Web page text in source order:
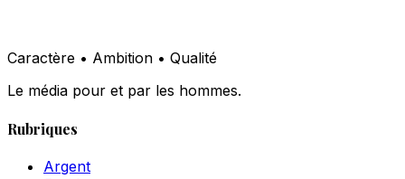
Caractère • Ambition • Qualité
Le média pour et par les hommes.
Rubriques
Argent